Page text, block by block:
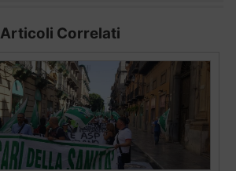
Articoli Correlati